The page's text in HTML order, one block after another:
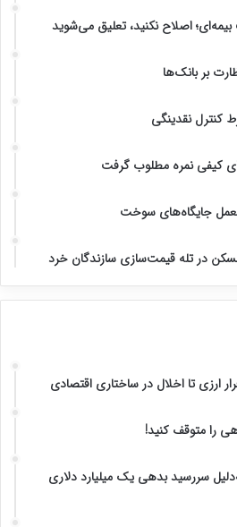
بر بانک‌ها
کنترل نقدینگی
کیفی نمره مطلوب گرفت
جایگاه‌های سوخت
در تله قیمت‌سازی سازندگان خرد
ارزی تا اخلال در ساختاری اقتصادی
را متوقف کنید!
سررسید بدهی یک میلیارد دلاری